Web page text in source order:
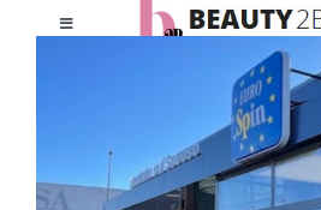
Toggle
CHI SIAMO